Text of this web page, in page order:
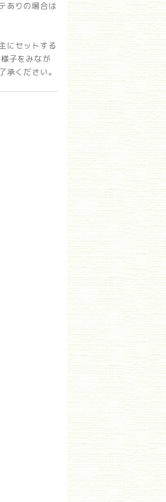
ありの場合は
にセットする
子をみなが
ください。